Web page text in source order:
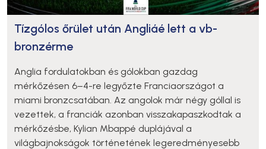
Tízgólos őrület után Angliáé lett a vb-
bronzérme
Anglia fordulatokban és gólokban gazdag
mérkőzésen 6–4-re legyőzte Franciaországot a
miami bronzcsatában. Az angolok már négy góllal is
vezettek, a franciák azonban visszakapaszkodtak a
mérkőzésbe, Kylian Mbappé duplájával a
világbajnokságok történetének legeredményesebb